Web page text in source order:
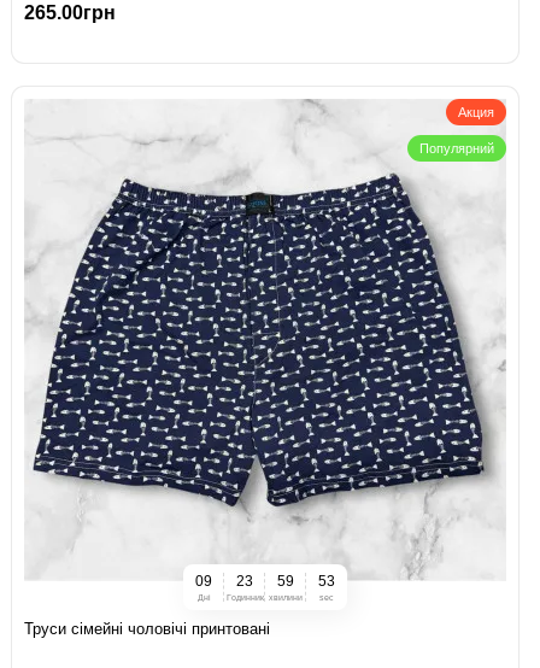
265.00грн
Акция
Популярний
09
Дні
23
Годинник
59
хвилини
52
sec
Труси сімейні чоловічі принтовані